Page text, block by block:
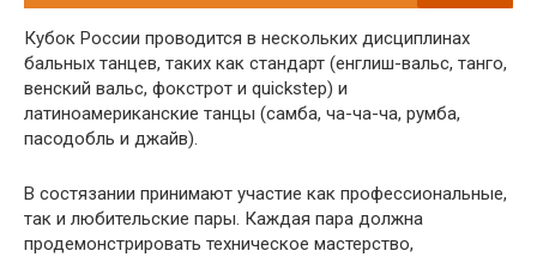
Кубок России проводится в нескольких дисциплинах
бальных танцев, таких как стандарт (енглиш-вальс, танго,
венский вальс, фокстрот и quickstep) и
латиноамериканские танцы (самба, ча-ча-ча, румба,
пасодобль и джайв).
В состязании принимают участие как профессиональные,
так и любительские пары. Каждая пара должна
продемонстрировать техническое мастерство,